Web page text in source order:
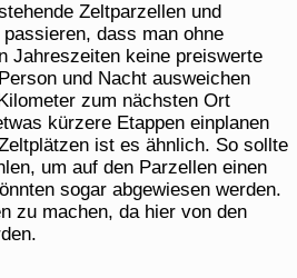
Zeltparzellen und
dass man ohne
Jahreszeiten keine preiswerte
und Nacht ausweichen
zum nächsten Ort
kürzere Etappen einplanen
ist es ähnlich. So sollte
um auf den Parzellen einen
sogar abgewiesen werden.
zu machen, da hier von den